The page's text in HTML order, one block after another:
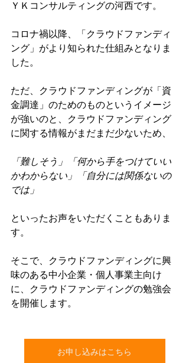
ＹＫコンサルティングの河西です。
コロナ禍以降、「クラウドファンディ
ング」がより知られた仕組みとなりま
した。
ただ、クラウドファンディングが「資
金調達」のためのものというイメージ
が強いのと、クラウドファンディング
に関する情報がまだまだ少ないため、
「難しそう」「何から手をつけていい
かわからない」「自分には関係ないの
では」
といったお声をいただくこともありま
す。
そこで、クラウドファンディングに興
味のある中小企業・個人事業主向け
に、クラウドファンディングの勉強会
を開催します。
お申し込みはこちら